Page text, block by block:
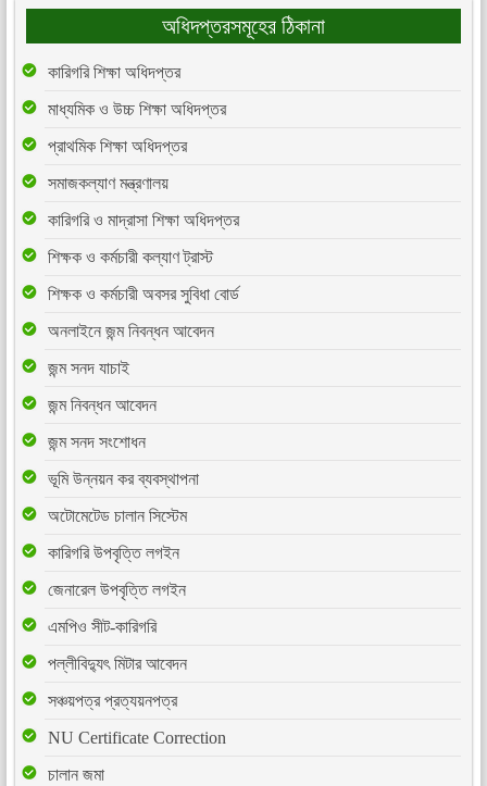
অধিদপ্তরসমূহের ঠিকানা
কারিগরি শিক্ষা অধিদপ্তর
মাধ্যমিক ও উচ্চ শিক্ষা অধিদপ্তর
প্রাথমিক শিক্ষা অধিদপ্তর
সমাজকল্যাণ মন্ত্রণালয়
কারিগরি ও মাদ্রাসা শিক্ষা অধিদপ্তর
শিক্ষক ও কর্মচারী কল্যাণ ট্রাস্ট
শিক্ষক ও কর্মচারী অবসর সুবিধা বোর্ড
অনলাইনে জন্ম নিবন্ধন আবেদন
জন্ম সনদ যাচাই
জন্ম নিবন্ধন আবেদন
জন্ম সনদ সংশোধন
ভূমি উন্নয়ন কর ব্যবস্থাপনা
অটোমেটেড চালান সিস্টেম
কারিগরি উপবৃত্তি লগইন
জেনারেল উপবৃত্তি লগইন
এমপিও সীট-কারিগরি
পল্লীবিদ্যুৎ মিটার আবেদন
সঞ্চয়পত্র প্রত্যয়নপত্র
NU Certificate Correction
চালান জমা